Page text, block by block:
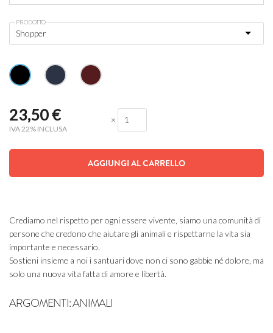
PRODOTTO
23,50€
IVA 22% INCLUSA
×
AGGIUNGI AL CARRELLO
Crediamo nel rispetto per ogni essere vivente, siamo una comunità di
persone che credono che aiutare gli animali e rispettarne la vita sia
importante e necessario.
Sostieni insieme a noi i santuari dove non ci sono gabbie né dolore, ma
solo una nuova vita fatta di amore e libertà.
ARGOMENTI:ANIMALI